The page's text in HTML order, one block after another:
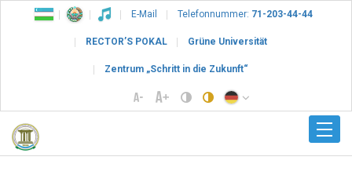
E-Mail Telefonnummer: 71-203-44-44
RECTOR’S POKAL Grüne Universität
Zentrum „Schritt in die Zukunft“